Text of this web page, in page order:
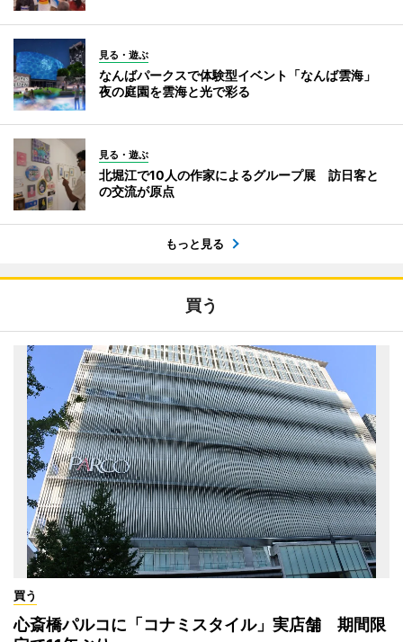
見る・遊ぶ
なんばパークスで体験型イベント「なんば雲海」
夜の庭園を雲海と光で彩る
見る・遊ぶ
北堀江で10人の作家によるグループ展 訪日客と
の交流が原点
もっと見る
買う
買う
心斎橋パルコに「コナミスタイル」実店舗 期間限